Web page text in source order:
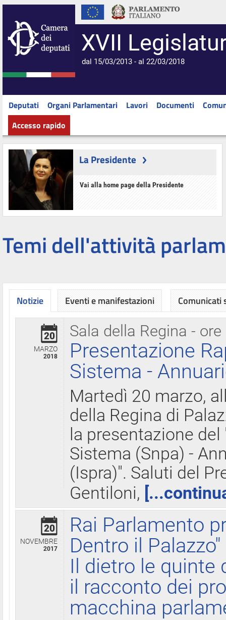
XVII
dal 15/03/2013 - al 22/03/2018
Deputati Organi Parlamentari Lavori Documenti
Accesso rapido
La Presidente
Vai alla home page della Presidente
Temi dell'attività
Notizie
Sala della Regina - ore
20
MARZO
2018
Presentazione
Sistema -
Martedì 20 marzo,
della Regina di
la presentazione
Sistema (Snpa) -
(Ispra)". Saluti del
Gentiloni,
20
NOVEMBRE
2017
Rai Parlamento
Dentro il Palazzo"
Il dietro le quinte
il racconto dei
macchina
Eventi e manifestazioni Comunicati